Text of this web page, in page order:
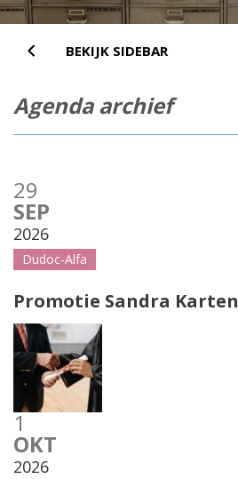
BEKIJK SIDEBAR
Agenda archief
29
SEP
2026
Dudoc-Alfa
Promotie Sandra Karten
1
OKT
2026